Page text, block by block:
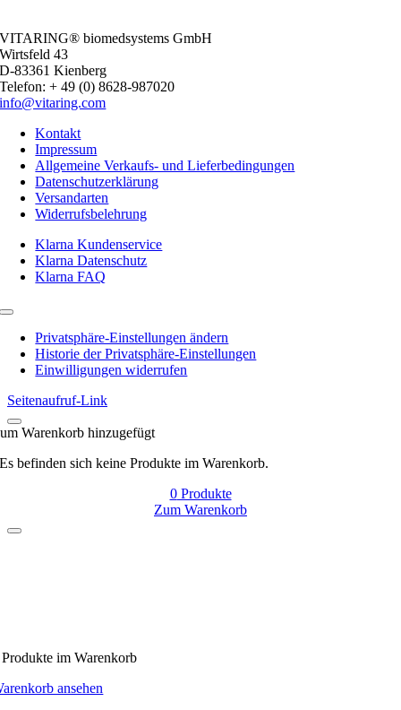
VITARING® biomedsystems GmbH
Wirtsfeld 43
D-83361 Kienberg
Telefon: + 49 (0) 8628-987020
info@vitaring.com
Kontakt
Impressum
Allgemeine Verkaufs- und Lieferbedingungen
Datenschutzerklärung
Versandarten
Widerrufsbelehrung
Klarna Kundenservice
Klarna Datenschutz
Klarna FAQ
Toggle
NavigationPrivatsphäre-Einstellungen ändern
Historie der Privatsphäre-Einstellungen
Einwilligungen widerrufen
Seitenaufruf-Link
Warenkorb hinzugefügt
Es befinden sich keine Produkte im Warenkorb.
0Produkte
Zum Warenkorb
im Warenkorb
ansehen